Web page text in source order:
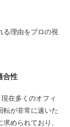
る理由をプロの視
合性
在多くのオフィ
転が非常に速いた
められており、